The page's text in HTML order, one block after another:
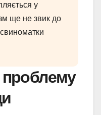
у
ще не звик до
проблему